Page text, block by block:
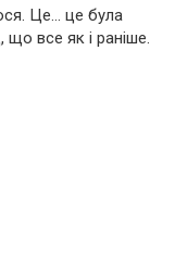
Це… це була
все як і раніше.